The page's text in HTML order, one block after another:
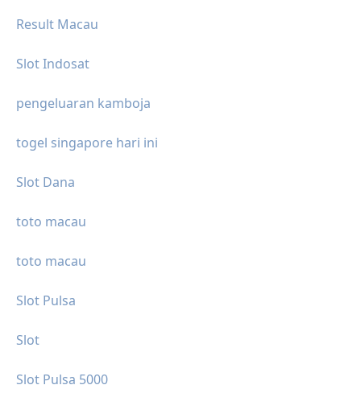
Result Macau
Slot Indosat
pengeluaran kamboja
togel singapore hari ini
Slot Dana
toto macau
toto macau
Slot Pulsa
Slot
Slot Pulsa 5000